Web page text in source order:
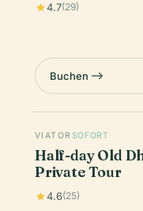
4.7(29)
Buchen
VIATOR SOFORT
Half-day Old
Private Tour
4.6(25)